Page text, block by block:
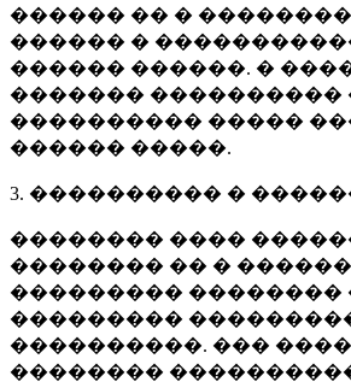
������ �� �
������ �
������ ������. �
������� ����������
���������� �����
������ �����.
3. ���������� �
�������� ����
�������� �� �
��������� ��������
���������
����������. ���
��������